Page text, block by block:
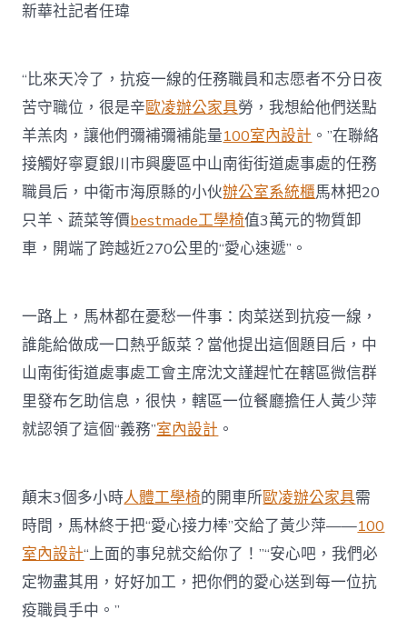
記
載
寧
夏
銀
川
市
抗
疫
一
線
剎
時〉
中
新華社記者任瑋
“比來天冷了，抗疫一線的任務職員和志愿者不分日夜
苦守職位，很是辛歐凌辦公家具勞，我想給他們送點
羊羔肉，讓他們彌補彌補能量100室內設計 。”在聯絡
接觸好寧夏銀川市興慶區中山南街街道處事處的任務
職員后，中衛市海原縣的小伙辦公室系統櫃馬林把20
只羊、蔬菜等價bestmade工學椅值3萬元的物質卸
車，開端了跨越近270公里的“愛心速遞”。
一路上，馬林都在憂愁一件事：肉菜送到抗疫一線，
誰能給做成一口熱乎飯菜？當他提出這個題目后，中
山南街街道處事處工會主席沈文謹趕忙在轄區微信群
里發布乞助信息，很快，轄區一位餐廳擔任人黃少萍
就認領了這個“義務”室內設計 。
顛末3個多小時人體工學椅的開車所歐凌辦公家具需
時間，馬林終于把“愛心接力棒”交給了黃少萍——100
室內設計“上面的事兒就交給你了！”“安心吧，我們必
定物盡其用，好好加工，把你們的愛心送到每一位抗
疫職員手中。”